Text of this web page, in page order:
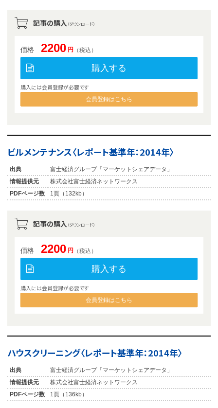
記事の購入 （ダウンロード）
価格 2200 円 （税込）
購入する
購入には会員登録が必要です
会員登録はこちら
ビルメンテナンス〈レポート基準年：2014年〉
出典
富士経済グループ「マーケットシェアデータ」
情報提供元
株式会社富士経済ネットワークス
PDFページ数
1頁（132kb）
記事の購入 （ダウンロード）
価格 2200 円 （税込）
購入する
購入には会員登録が必要です
会員登録はこちら
ハウスクリーニング〈レポート基準年：2014年〉
出典
富士経済グループ「マーケットシェアデータ」
情報提供元
株式会社富士経済ネットワークス
PDFページ数
1頁（136kb）